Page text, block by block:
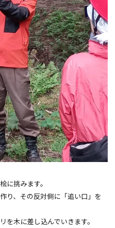
に挑みます。
り、その反対側に「追い口」を
を木に差し込んでいきます。